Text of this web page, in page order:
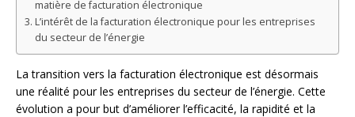
matière de facturation électronique
L’intérêt de la facturation électronique pour les entreprises
du secteur de l’énergie
La transition vers la facturation électronique est désormais
une réalité pour les entreprises du secteur de l’énergie. Cette
évolution a pour but d’améliorer l’efficacité, la rapidité et la